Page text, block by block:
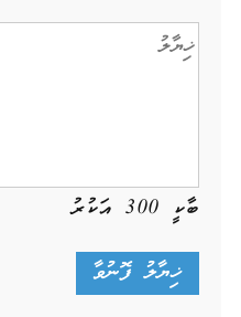
ބާކީ 300އަކުރު